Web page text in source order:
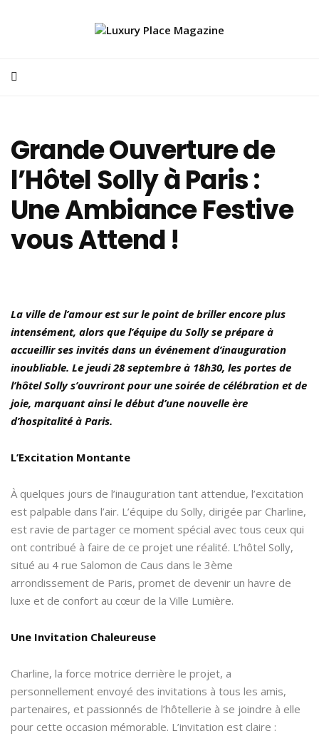
Grande Ouverture de
l’Hôtel Solly à Paris :
Une Ambiance Festive
vous Attend !
La ville de l’amour est sur le point de briller encore plus
intensément, alors que l’équipe du Solly se prépare à
accueillir ses invités dans un événement d’inauguration
inoubliable. Le jeudi 28 septembre à 18h30, les portes de
l’hôtel Solly s’ouvriront pour une soirée de célébration et de
joie, marquant ainsi le début d’une nouvelle ère
d’hospitalité à Paris.
L’Excitation Montante
À quelques jours de l’inauguration tant attendue, l’excitation
est palpable dans l’air. L’équipe du Solly, dirigée par Charline,
est ravie de partager ce moment spécial avec tous ceux qui
ont contribué à faire de ce projet une réalité. L’hôtel Solly,
situé au 4 rue Salomon de Caus dans le 3ème
arrondissement de Paris, promet de devenir un havre de
luxe et de confort au cœur de la Ville Lumière.
Une Invitation Chaleureuse
Charline, la force motrice derrière le projet, a
personnellement envoyé des invitations à tous les amis,
partenaires, et passionnés de l’hôtellerie à se joindre à elle
pour cette occasion mémorable. L’invitation est claire :